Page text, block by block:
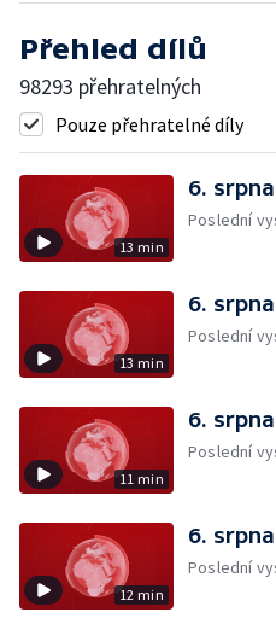
Přehled dílů
98293 přehratelných
Pouze přehratelné díly
13 min
6.
Poslední
13 min
6.
Poslední
11 min
6.
Poslední
12 min
6.
Poslední